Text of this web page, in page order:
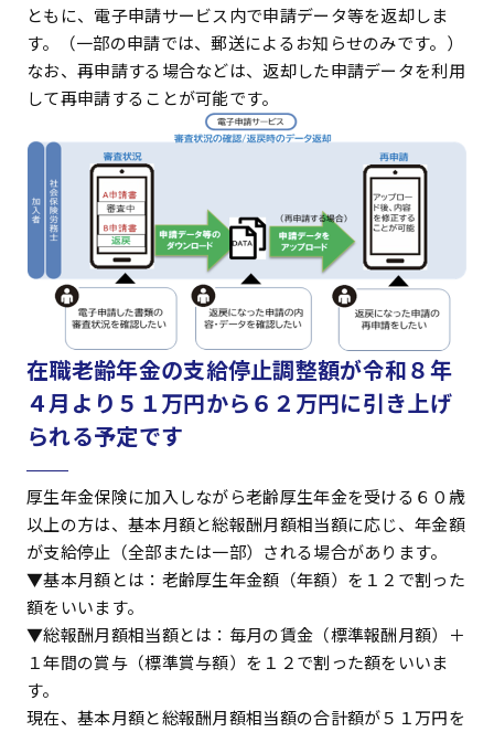
ともに、電子申請サービス内で申請データ等を返却しま
す。（一部の申請では、郵送によるお知らせのみです。）
なお、再申請する場合などは、返却した申請データを利用
して再申請することが可能です。
在職老齢年金の支給停止調整額が令和８年
４月より５１万円から６２万円に引き上げ
られる予定です
厚生年金保険に加入しながら老齢厚生年金を受ける６０歳
以上の方は、基本月額と総報酬月額相当額に応じ、年金額
が支給停止（全部または一部）される場合があります。
▼基本月額とは：老齢厚生年金額（年額）を１２で割った
額をいいます。
▼総報酬月額相当額とは：毎月の賃金（標準報酬月額）＋
１年間の賞与（標準賞与額）を１２で割った額をいいま
す。
現在、基本月額と総報酬月額相当額の合計額が５１万円を